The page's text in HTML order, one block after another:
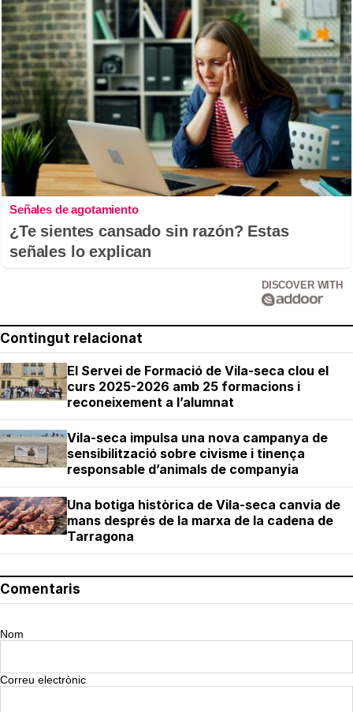
Señales de agotamiento
¿Te sientes cansado sin razón? Estas
señales lo explican
DISCOVER WITH
Contingut relacionat
El Servei de Formació de Vila-seca clou el
curs 2025-2026 amb 25 formacions i
reconeixement a l’alumnat
Vila-seca impulsa una nova campanya de
sensibilització sobre civisme i tinença
responsable d’animals de companyia
Una botiga històrica de Vila-seca canvia de
mans després de la marxa de la cadena de
Tarragona
Comentaris
Nom
Correu electrònic